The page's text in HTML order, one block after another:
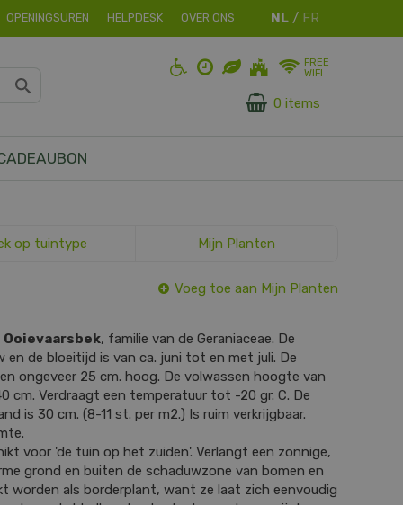
OPENINGSUREN HELPDESK OVER ONS
FREE
WIFI
0 items
op tuintype Mijn Planten
Voeg toe aan Mijn Planten
Ooievaarsbek, familie van de Geraniaceae. De
en de bloeitijd is van ca. juni tot en met juli. De
ongeveer 25 cm. hoog. De volwassen hoogte van
cm. Verdraagt een temperatuur tot -20 gr. C. De
is 30 cm. (8-11 st. per m2.) Is ruim verkrijgbaar.
voor 'de tuin op het zuiden'. Verlangt een zonnige,
grond en buiten de schaduwzone van bomen en
worden als borderplant, want ze laat zich eenvoudig